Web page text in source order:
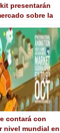
presentarán
sobre la
contará con
nivel mundial en